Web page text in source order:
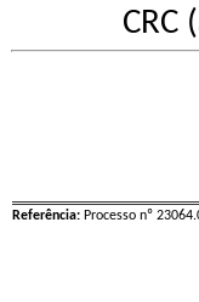
CRC
Referência: Processo nº